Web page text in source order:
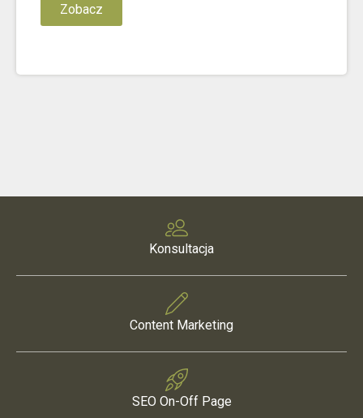
Zobacz
Konsultacja
Content Marketing
SEO On-Off Page